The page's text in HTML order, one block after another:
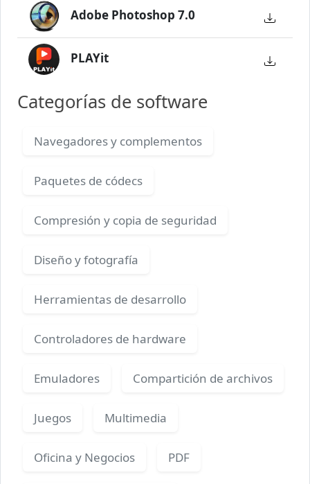
Adobe Photoshop 7.0
PLAYit
Categorías de software
Navegadores y complementos
Paquetes de códecs
Compresión y copia de seguridad
Diseño y fotografía
Herramientas de desarrollo
Controladores de hardware
Emuladores Compartición de archivos
Juegos Multimedia
Oficina y Negocios PDF